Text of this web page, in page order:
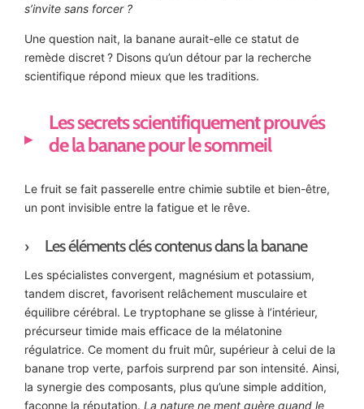
s’invite sans forcer ?
Une question nait, la banane aurait-elle ce statut de
remède discret ? Disons qu’un détour par la recherche
scientifique répond mieux que les traditions.
Les secrets scientifiquement prouvés
de la banane pour le sommeil
Le fruit se fait passerelle entre chimie subtile et bien-être,
un pont invisible entre la fatigue et le rêve.
Les éléments clés contenus dans la banane
Les spécialistes convergent, magnésium et potassium,
tandem discret, favorisent relâchement musculaire et
équilibre cérébral. Le tryptophane se glisse à l’intérieur,
précurseur timide mais efficace de la mélatonine
régulatrice. Ce moment du fruit mûr, supérieur à celui de la
banane trop verte, parfois surprend par son intensité. Ainsi,
la synergie des composants, plus qu’une simple addition,
façonne la réputation. La nature ne ment guère quand le